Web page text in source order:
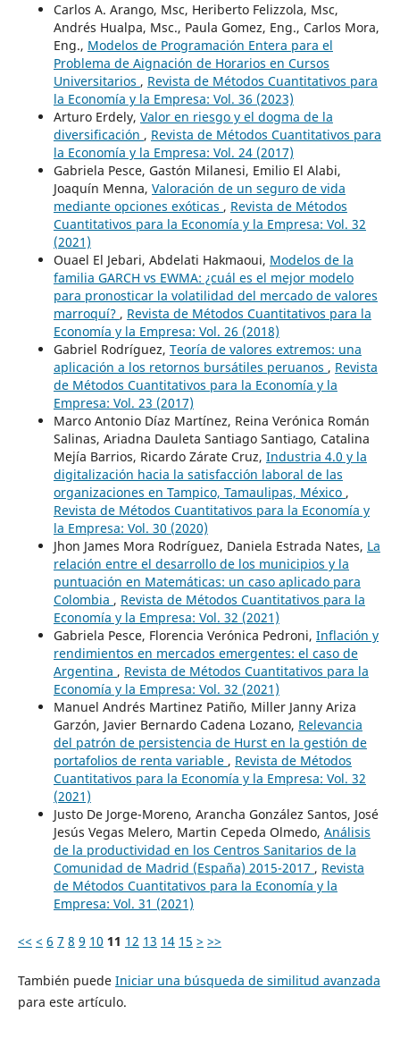
Carlos A. Arango, Msc, Heriberto Felizzola, Msc,
Andrés Hualpa, Msc., Paula Gomez, Eng., Carlos Mora,
Eng., Modelos de Programación Entera para el
Problema de Aignación de Horarios en Cursos
Universitarios , Revista de Métodos Cuantitativos para
la Economía y la Empresa: Vol. 36 (2023)
Arturo Erdely, Valor en riesgo y el dogma de la
diversificación , Revista de Métodos Cuantitativos para
la Economía y la Empresa: Vol. 24 (2017)
Gabriela Pesce, Gastón Milanesi, Emilio El Alabi,
Joaquín Menna, Valoración de un seguro de vida
mediante opciones exóticas , Revista de Métodos
Cuantitativos para la Economía y la Empresa: Vol. 32
(2021)
Ouael El Jebari, Abdelati Hakmaoui, Modelos de la
familia GARCH vs EWMA: ¿cuál es el mejor modelo
para pronosticar la volatilidad del mercado de valores
marroquí? , Revista de Métodos Cuantitativos para la
Economía y la Empresa: Vol. 26 (2018)
Gabriel Rodríguez, Teoría de valores extremos: una
aplicación a los retornos bursátiles peruanos , Revista
de Métodos Cuantitativos para la Economía y la
Empresa: Vol. 23 (2017)
Marco Antonio Díaz Martínez, Reina Verónica Román
Salinas, Ariadna Dauleta Santiago Santiago, Catalina
Mejía Barrios, Ricardo Zárate Cruz, Industria 4.0 y la
digitalización hacia la satisfacción laboral de las
organizaciones en Tampico, Tamaulipas, México ,
Revista de Métodos Cuantitativos para la Economía y
la Empresa: Vol. 30 (2020)
Jhon James Mora Rodríguez, Daniela Estrada Nates, La
relación entre el desarrollo de los municipios y la
puntuación en Matemáticas: un caso aplicado para
Colombia , Revista de Métodos Cuantitativos para la
Economía y la Empresa: Vol. 32 (2021)
Gabriela Pesce, Florencia Verónica Pedroni, Inflación y
rendimientos en mercados emergentes: el caso de
Argentina , Revista de Métodos Cuantitativos para la
Economía y la Empresa: Vol. 32 (2021)
Manuel Andrés Martinez Patiño, Miller Janny Ariza
Garzón, Javier Bernardo Cadena Lozano, Relevancia
del patrón de persistencia de Hurst en la gestión de
portafolios de renta variable , Revista de Métodos
Cuantitativos para la Economía y la Empresa: Vol. 32
(2021)
Justo De Jorge-Moreno, Arancha González Santos, José
Jesús Vegas Melero, Martin Cepeda Olmedo, Análisis
de la productividad en los Centros Sanitarios de la
Comunidad de Madrid (España) 2015-2017 , Revista
de Métodos Cuantitativos para la Economía y la
Empresa: Vol. 31 (2021)
<< < 6 7 8 9 10 11 12 13 14 15 > >>
También puede Iniciar una búsqueda de similitud avanzada
para este artículo.